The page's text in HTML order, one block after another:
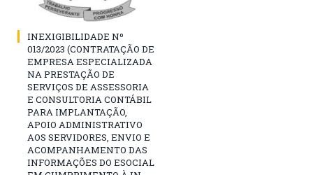
INEXIGIBILIDADE Nº
013/2023 (CONTRATAÇÃO DE
EMPRESA ESPECIALIZADA
NA PRESTAÇÃO DE
SERVIÇOS DE ASSESSORIA
E CONSULTORIA CONTÁBIL
PARA IMPLANTAÇÃO,
APOIO ADMINISTRATIVO
AOS SERVIDORES, ENVIO E
ACOMPANHAMENTO DAS
INFORMAÇÕES DO ESOCIAL